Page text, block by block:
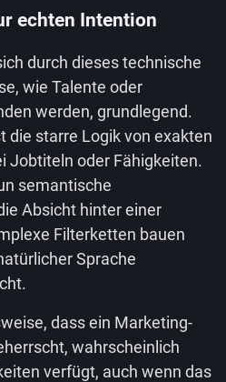
echten Intention
durch dieses technische
wie Talente oder
werden, grundlegend.
die starre Logik von exakten
Jobtiteln oder Fähigkeiten.
semantische
Absicht hinter einer
Filterketten bauen
Sprache
dass ein Marketing-
wahrscheinlich
verfügt, auch wenn das